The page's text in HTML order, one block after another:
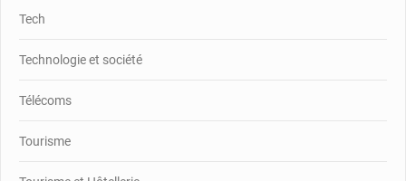
Tech
Technologie et société
Télécoms
Tourisme